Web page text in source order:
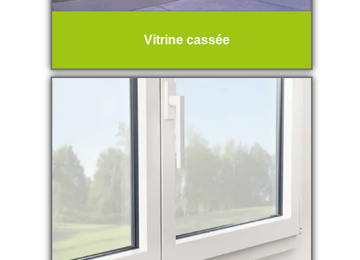
Vitrine cassée